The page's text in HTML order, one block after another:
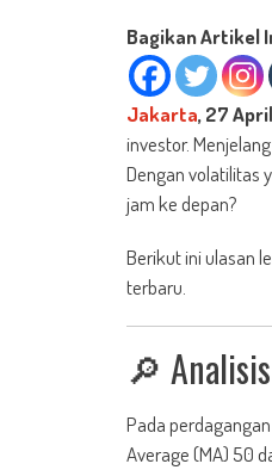
Bagikan Artikel
Jakarta, 27
investor.
Dengan volatilitas
jam ke depan?
Berikut ini ulasan
terbaru.
🔎
Pada
Average (MA) 50